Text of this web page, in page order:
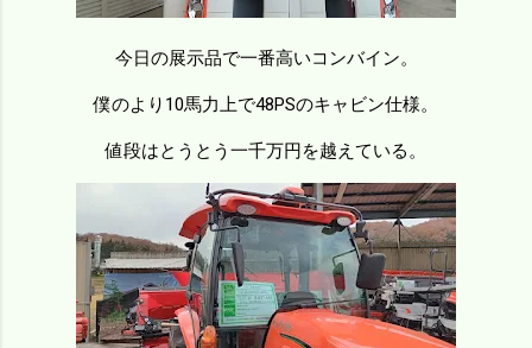
今日の展示品で一番高いコンバイン。
僕のより10馬力上で48PSのキャビン仕様。
値段はとうとう一千万円を越えている。